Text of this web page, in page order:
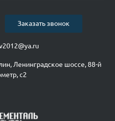
Ленинградское шоссе, 88-й
с2
Заказать звонок